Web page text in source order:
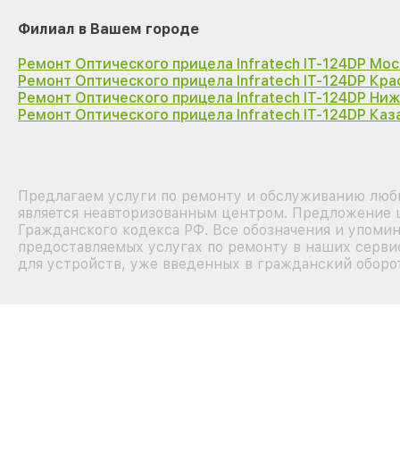
Филиал в Вашем городе
Ремонт Оптического прицела Infratech IT-124DP
Ремонт Оптического прицела Infratech IT-124DP
Ремонт Оптического прицела Infratech IT-124DP
Ремонт Оптического прицела Infratech IT-124DP
Предлагаем услуги по ремонту и обслуживанию
является неавторизованным центром.
Гражданского кодекса РФ. Все обозначения и
предоставляемых услугах по ремонту в наших
для устройств, уже введенных в гражданский